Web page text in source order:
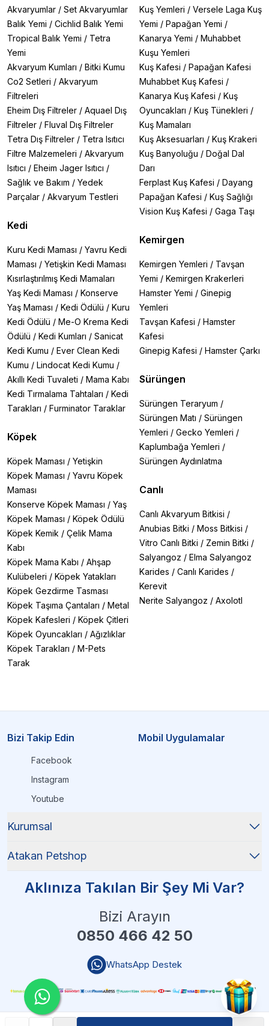
Akvaryumlar / Set Akvaryumlar
Balık Yemi / Cichlid Balık Yemi
Tropical Balık Yemi / Tetra
Yemi
Akvaryum Kumları / Bitki Kumu
Co2 Setleri / Akvaryum
Filtreleri
Eheim Dış Filtreler / Aquael Dış
Filtreler / Fluval Dış Filtreler
Tetra Dış Filtreler / Tetra Isıtıcı
Filtre Malzemeleri / Akvaryum
Isıtıcı / Eheim Jager Isıtıcı /
Sağlık ve Bakım / Yedek
Parçalar / Akvaryum Testleri
Kedi
Kuru Kedi Maması / Yavru Kedi
Maması / Yetişkin Kedi Maması
Kısırlaştırılmış Kedi Mamaları
Yaş Kedi Maması / Konserve
Yaş Maması / Kedi Ödülü / Kuru
Kedi Ödülü / Me-O Krema Kedi
Ödülü / Kedi Kumları / Sanicat
Kedi Kumu / Ever Clean Kedi
Kumu / Lindocat Kedi Kumu /
Akıllı Kedi Tuvaleti / Mama Kabı
Kedi Tırmalama Tahtaları / Kedi
Tarakları / Furminator Taraklar
Köpek
Köpek Maması / Yetişkin
Köpek Maması / Yavru Köpek
Maması
Konserve Köpek Maması / Yaş
Köpek Maması / Köpek Ödülü
Köpek Kemik / Çelik Mama
Kabı
Köpek Mama Kabı / Ahşap
Kulübeleri / Köpek Yatakları
Köpek Gezdirme Tasması
Köpek Taşıma Çantaları / Metal
Köpek Kafesleri / Köpek Çitleri
Köpek Oyuncakları / Ağızlıklar
Köpek Tarakları / M-Pets
Tarak
Kuş Yemleri / Versele Laga Kuş
Yemi / Papağan Yemi /
Kanarya Yemi / Muhabbet
Kuşu Yemleri
Kuş Kafesi / Papağan Kafesi
Muhabbet Kuş Kafesi /
Kanarya Kuş Kafesi / Kuş
Oyuncakları / Kuş Tünekleri /
Kuş Mamaları
Kuş Aksesuarları / Kuş Krakeri
Kuş Banyoluğu / Doğal Dal
Darı
Ferplast Kuş Kafesi / Dayang
Papağan Kafesi / Kuş Sağlığı
Vision Kuş Kafesi / Gaga Taşı
Kemirgen
Kemirgen Yemleri / Tavşan
Yemi / Kemirgen Krakerleri
Hamster Yemi / Ginepig
Yemleri
Tavşan Kafesi / Hamster
Kafesi
Ginepig Kafesi / Hamster Çarkı
Sürüngen
Sürüngen Teraryum /
Sürüngen Matı / Sürüngen
Yemleri / Gecko Yemleri /
Kaplumbağa Yemleri /
Sürüngen Aydınlatma
Canlı
Canlı Akvaryum Bitkisi /
Anubias Bitki / Moss Bitkisi /
Vitro Canlı Bitki / Zemin Bitki /
Salyangoz / Elma Salyangoz
Karides / Canlı Karides /
Kerevit
Nerite Salyangoz / Axolotl
Bizi Takip Edin
Facebook
Instagram
Youtube
Mobil Uygulamalar
Kurumsal
Atakan Petshop
Aklınıza Takılan Bir Şey Mi Var?
Bizi Arayın
0850 466 42 50
WhatsApp Destek